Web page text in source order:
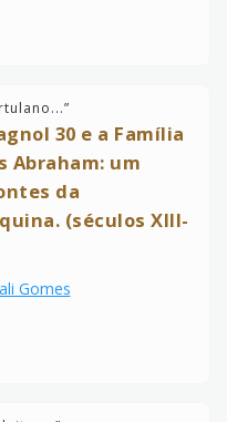
”
30 e a Família
Abraham: um
da
(séculos XIII-
Gomes